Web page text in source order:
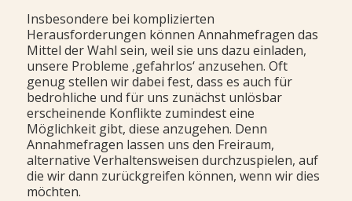
Insbesondere bei komplizierten
Herausforderungen können Annahmefragen das
Mittel der Wahl sein, weil sie uns dazu einladen,
unsere Probleme ‚gefahrlos‘ anzusehen. Oft
genug stellen wir dabei fest, dass es auch für
bedrohliche und für uns zunächst unlösbar
erscheinende Konflikte zumindest eine
Möglichkeit gibt, diese anzugehen. Denn
Annahmefragen lassen uns den Freiraum,
alternative Verhaltensweisen durchzuspielen, auf
die wir dann zurückgreifen können, wenn wir dies
möchten.